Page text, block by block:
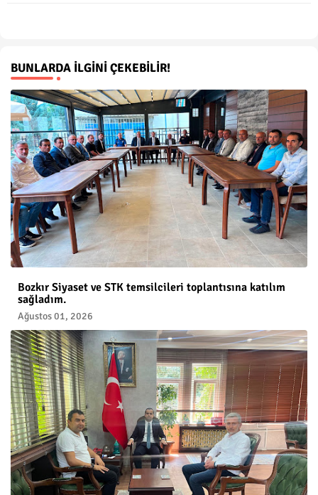
BUNLARDA İLGINI ÇEKEBILIR!
Bozkır Siyaset ve STK temsilcileri toplantısına katılım
sağladım.
Ağustos 01, 2026